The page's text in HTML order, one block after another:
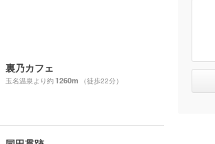
裏乃カフェ
玉名温泉より約1260m （徒歩22分）